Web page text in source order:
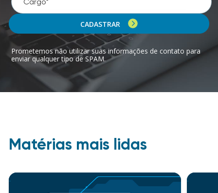
CADASTRAR
Prometemos não utilizar suas informações de contato para
enviar qualquer tipo de SPAM.
Matérias mais lidas